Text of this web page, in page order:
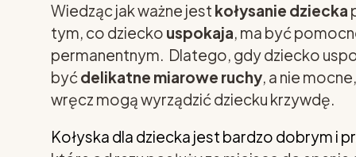
Wiedząc jak ważne jest kołysanie dziecka
tym, co dziecko uspokaja, ma być
permanentnym. Dlatego, gdy dziecko
byćdelikatne miarowe ruchy, a nie
wręcz mogą wyrządzić dziecku krzywdę.
Kołyska dla dziecka jest bardzo dobrym i